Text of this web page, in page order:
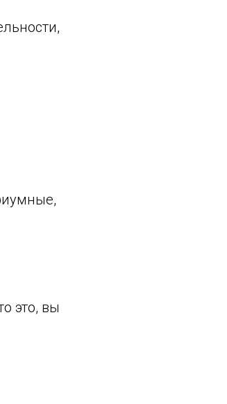
это, вы